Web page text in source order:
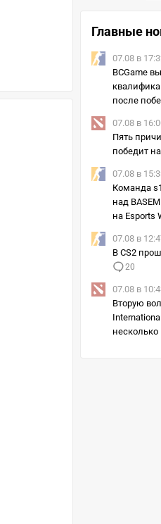
Главные
07.08 в
BCGame
после
07.08 в
Пять
победит
07.08 в
Команда
над
на Esports
07.08 в
В CS2
20
07.08 в
Вторую